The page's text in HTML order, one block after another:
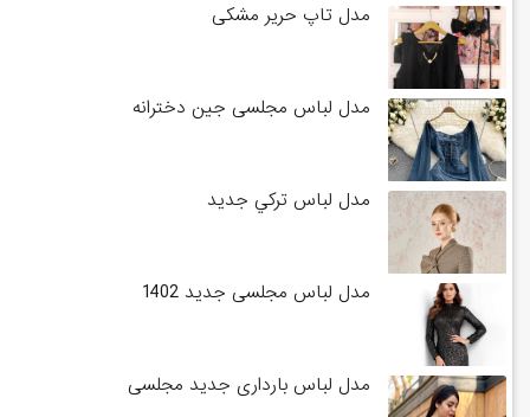
مدل تاپ حریر مشکی
مدل لباس مجلسی جین دخترانه
مدل لباس تركي جديد
مدل لباس مجلسی جدید 1402
مدل لباس بارداری جدید مجلسی